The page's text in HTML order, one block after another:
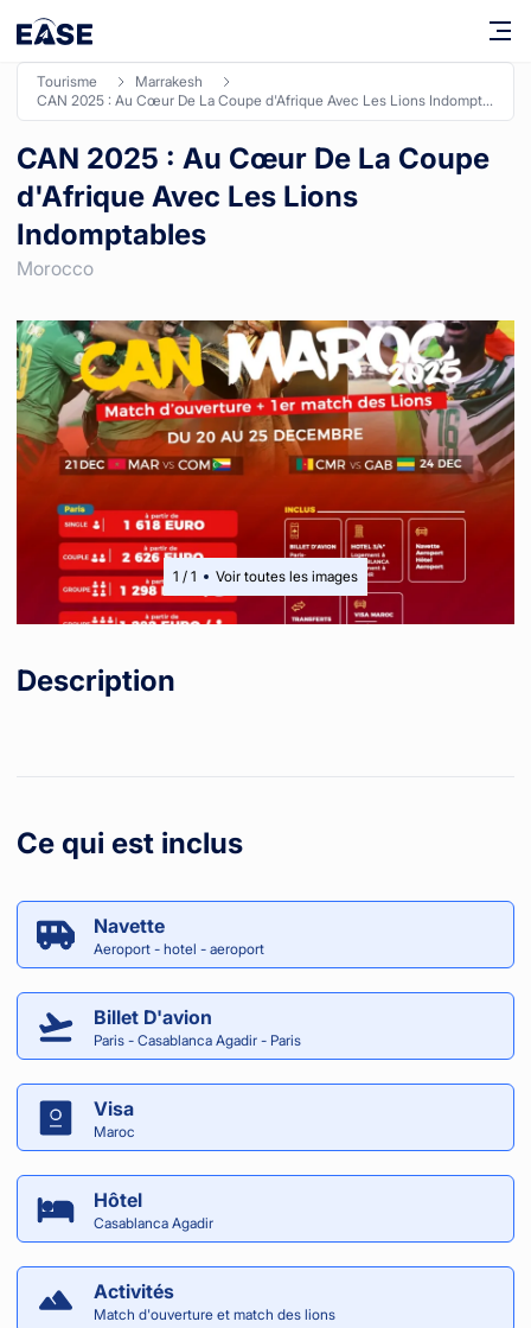
tourisme
marrakesh
CAN 2025 : Au Cœur De La Coupe d'Afrique Avec Les Lions Indomptables
CAN 2025 : Au Cœur De La Coupe
d'Afrique Avec Les Lions
Indomptables
Morocco
1 / 1 Voir toutes les images
Description
Ce qui est inclus
Navette
Aeroport - hotel - aeroport
Billet D'avion
Paris - Casablanca Agadir - Paris
Visa
Maroc
Hôtel
Casablanca Agadir
Activités
Match d'ouverture et match des lions